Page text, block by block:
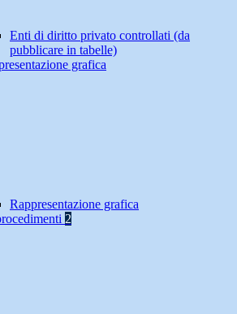
Enti di diritto privato controllati (da
pubblicare in tabelle)
grafica
Rappresentazione grafica
2